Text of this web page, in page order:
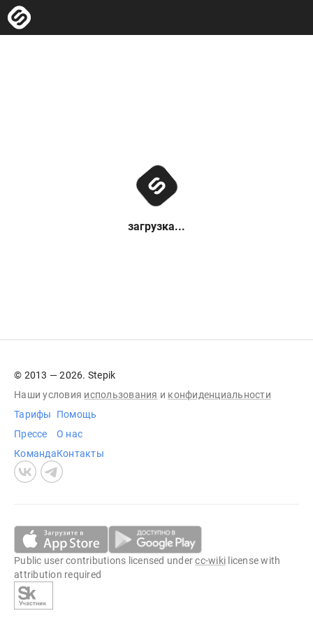
загрузка...
© 2013 — 2026. Stepik
Наши условия использования и конфиденциальности
Тарифы
Прессе
Команда
Помощь
О нас
Контакты
Public user contributions licensed undercc-wiki license with
attribution required